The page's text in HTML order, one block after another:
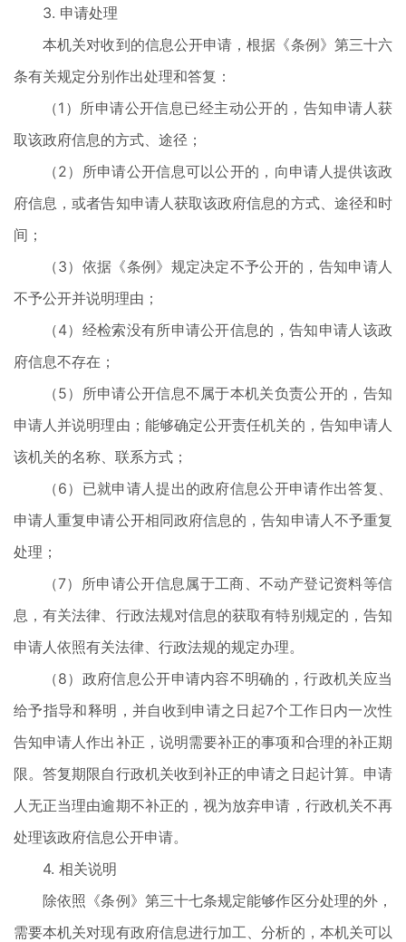
3. 申请处理
本机关对收到的信息公开申请，根据《条例》第三十六
条有关规定分别作出处理和答复：
（1）所申请公开信息已经主动公开的，告知申请人获
取该政府信息的方式、途径；
（2）所申请公开信息可以公开的，向申请人提供该政
府信息，或者告知申请人获取该政府信息的方式、途径和时
间；
（3）依据《条例》规定决定不予公开的，告知申请人
不予公开并说明理由；
（4）经检索没有所申请公开信息的，告知申请人该政
府信息不存在；
（5）所申请公开信息不属于本机关负责公开的，告知
申请人并说明理由；能够确定公开责任机关的，告知申请人
该机关的名称、联系方式；
（6）已就申请人提出的政府信息公开申请作出答复、
申请人重复申请公开相同政府信息的，告知申请人不予重复
处理；
（7）所申请公开信息属于工商、不动产登记资料等信
息，有关法律、行政法规对信息的获取有特别规定的，告知
申请人依照有关法律、行政法规的规定办理。
（8）政府信息公开申请内容不明确的，行政机关应当
给予指导和释明，并自收到申请之日起7个工作日内一次性
告知申请人作出补正，说明需要补正的事项和合理的补正期
限。答复期限自行政机关收到补正的申请之日起计算。申请
人无正当理由逾期不补正的，视为放弃申请，行政机关不再
处理该政府信息公开申请。
4. 相关说明
除依照《条例》第三十七条规定能够作区分处理的外，
需要本机关对现有政府信息进行加工、分析的，本机关可以